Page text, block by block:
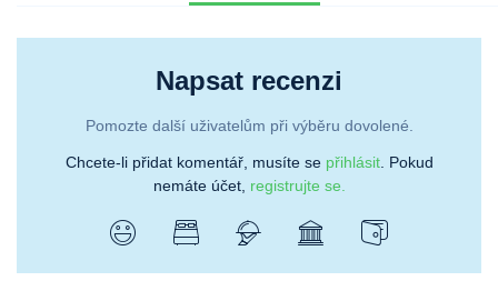
Napsat recenzi
Pomozte další uživatelům při výběru dovolené.
Chcete-li přidat komentář, musíte se přihlásit. Pokud
nemáte účet, registrujte se.